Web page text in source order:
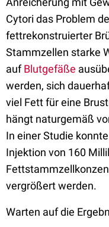
Cytori das Problem
fettrekonstruierter
Stammzellen starke
aufBlutgefäße
werden, sich
viel Fett für eine
hängt naturgemäß
In einer Studie
Injektion von 160
vergrößert werden.
Warten auf die